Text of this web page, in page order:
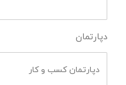
دپارتمان